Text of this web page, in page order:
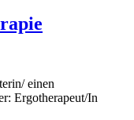
einen
Ergotherapeut/In